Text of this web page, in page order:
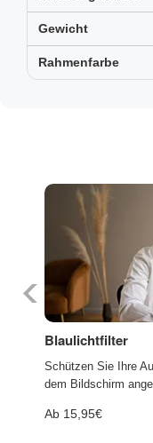
Gewicht
Rahmenfarbe
Blaulichtfilter
Schützen Sie Ihre
dem Bildschirm
Ab 15,95€